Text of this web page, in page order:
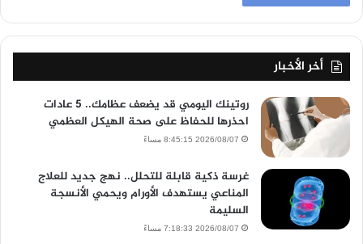
أخر الأخبار
روتينك اليومي قد يضعف عظامك.. 5 عادات
احذرها للحفاظ على صحة الهيكل العظمي
2026/08/07 8:45:15 مساءً
غرسة ذكية قابلة للتحلل.. نهج جديد للعلاج
المناعي يستهدف الأورام ويحمي الأنسجة
السليمة
2026/08/07 7:18:33 مساءً